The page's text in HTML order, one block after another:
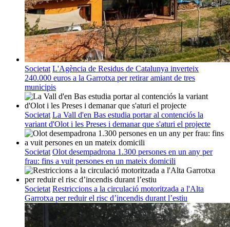
Societat L'Agència de Residus de Catalunya inverteix
240.000 euros a la Garrotxa per retirar amiant de tres
municipis
Societat La Vall d'en Bas estudia portar al contenciós la
variant d'Olot i les Preses i demanar que s'aturi el projecte
Societat Olot desempadrona 1.300 persones en un any per
frau: fins a vuit persones en un mateix domicili
Societat Restriccions a la circulació motoritzada a l'Alta
Garrotxa per reduir el risc d’incendis durant l’estiu